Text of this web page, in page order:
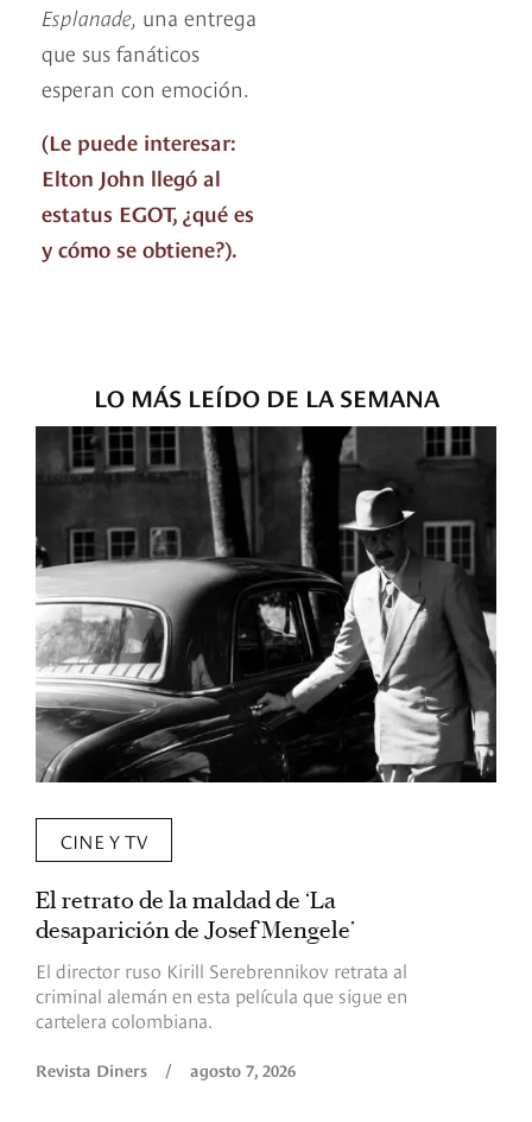
Esplanade, una entrega
que sus fanáticos
esperan con emoción.
(Le puede interesar:
Elton John llegó al
estatus EGOT, ¿qué es
y cómo se obtiene?).
LO MÁS LEÍDO DE LA SEMANA
CINE Y TV
El retrato de la maldad de ‘La
desaparición de Josef Mengele’
El director ruso Kirill Serebrennikov retrata al
criminal alemán en esta película que sigue en
cartelera colombiana.
Revista Diners / agosto 7, 2026